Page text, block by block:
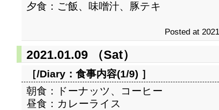
夕食：ご飯、味噌汁、豚テキ
Posted at
2021.01.09 （Sat）
［/Diary： 食事内容(1/9) ］
朝食：ドーナッツ、コーヒー
昼食：カレーライス